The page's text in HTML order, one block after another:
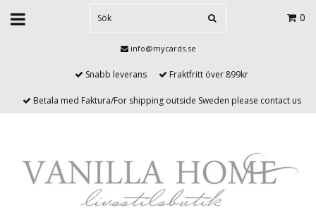
0
info@mycards.se
Snabb leverans Fraktfritt över 899kr
Betala med Faktura/For shipping outside Sweden please contact us